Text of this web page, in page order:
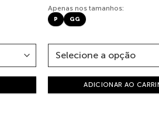
Apenas nos tamanhos:
P GG
ADICIONAR AO